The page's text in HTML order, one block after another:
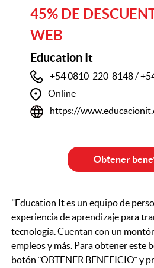
45% DE
WEB
Education It
+54 0810-220-8148 /
Online
https://
Obtener
"Education It es un equipo de
experiencia de aprendizaje para
tecnología. Cuentan con un
empleos y más. Para obtener este
botón ¨OBTENER BENEFICIO¨ y